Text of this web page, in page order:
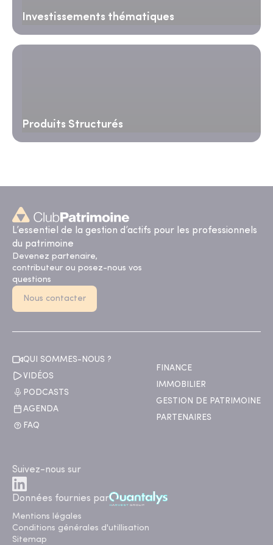
Investissements thématiques
Produits Structurés
L’essentiel de la gestion d’actifs pour les professionnels
du patrimoine
Devenez partenaire,
contributeur ou posez-nous vos
questions
Nous contacter
QUI SOMMES-NOUS ?
VIDÉOS
PODCASTS
AGENDA
FAQ
FINANCE
IMMOBILIER
GESTION DE PATRIMOINE
PARTENAIRES
Suivez-nous sur
Données fournies par
Mentions légales
Conditions générales d'utillisation
Sitemap